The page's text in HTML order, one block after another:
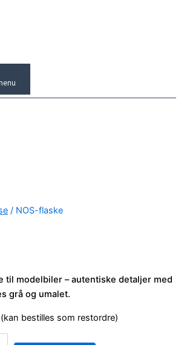
/ NOS-flaske
til modelbiler – autentiske detaljer med
grå og umalet.
bestilles som restordre)